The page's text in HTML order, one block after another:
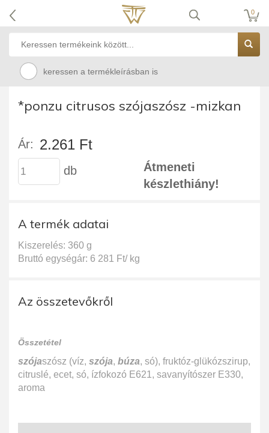
0
keressen a termékleírásban is
*ponzu citrusos szójaszósz -mizkan
Ár: 2.261 Ft
db
Átmeneti
készlethiány!
A termék adatai
Kiszerelés: 360 g
Bruttó egységár: 6 281 Ft/ kg
Az összetevőkről
Összetétel
szójaszósz (víz, szója, búza, só), fruktóz-glükózszirup,
citruslé, ecet, só, ízfokozó E621, savanyítószer E330,
aroma